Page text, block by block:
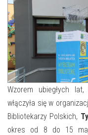
AKTUALNOŚCI
NAJBLIŻSZE
WYDARZENIA
WYDARZYŁO SIĘ
NASZA OFERTA
STREFA WIEDZY O
STREFA KOLORU
FORMY STAŁE
NASZE FILIE
POLECANE STRONY
Wzorem ubiegłych
włączyła się w
Bibliotekarzy Polskich,
okres od 8 do 15